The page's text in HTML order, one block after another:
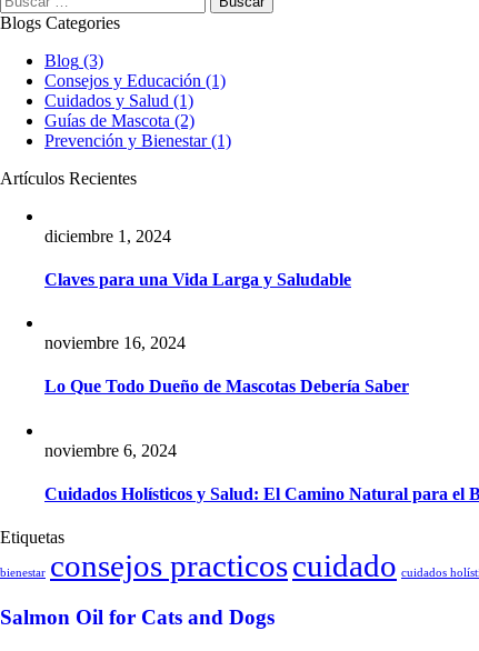
Blogs Categories
Blog (3)
Consejos y Educación (1)
Cuidados y Salud (1)
Guías de Mascota (2)
Prevención y Bienestar (1)
Artículos Recientes
diciembre 1, 2024
Claves para una Vida Larga y Saludable
noviembre 16, 2024
Lo Que Todo Dueño de Mascotas Debería Saber
noviembre 6, 2024
Cuidados Holísticos y Salud: El Camino Natural para el
Etiquetas
bienestar consejos practicoscuidado cuidados
Salmon Oil for Cats and Dogs